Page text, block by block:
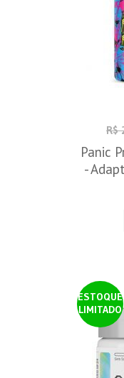
R$
Panic
-
ESTOQUE
LIMITADO